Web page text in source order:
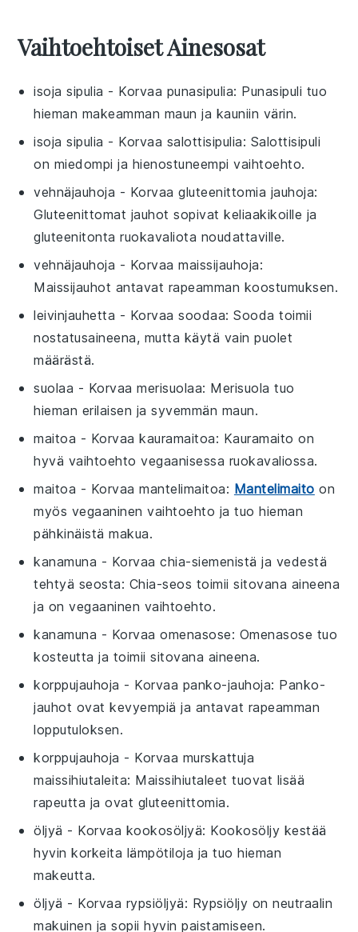
Vaihtoehtoiset Ainesosat
isoja sipulia - Korvaa punasipulia: Punasipuli tuo
hieman makeamman maun ja kauniin värin.
isoja sipulia - Korvaa salottisipulia: Salottisipuli
on miedompi ja hienostuneempi vaihtoehto.
vehnäjauhoja - Korvaagluteenittomia jauhoja:
Gluteenittomat jauhot sopivat keliaakikoille ja
gluteenitonta ruokavaliota noudattaville.
vehnäjauhoja - Korvaamaissijauhoja:
Maissijauhot antavat rapeamman koostumuksen.
leivinjauhetta - Korvaasoodaa: Sooda toimii
nostatusaineena, mutta käytä vain puolet
määrästä.
suolaa - Korvaamerisuolaa: Merisuola tuo
hieman erilaisen ja syvemmän maun.
maitoa - Korvaakauramaitoa: Kauramaito on
hyvä vaihtoehto vegaanisessa ruokavaliossa.
maitoa - Korvaamantelimaitoa: Mantelimaito on
myös vegaaninen vaihtoehto ja tuo hieman
pähkinäistä makua.
kanamuna - Korvaachia-siemenistä ja vedestä
tehtyä seosta: Chia-seos toimii sitovana aineena
ja on vegaaninen vaihtoehto.
kanamuna - Korvaaomenasose: Omenasose tuo
kosteutta ja toimii sitovana aineena.
korppujauhoja - Korvaa panko-jauhoja: Panko-
jauhot ovat kevyempiä ja antavat rapeamman
lopputuloksen.
korppujauhoja - Korvaa murskattuja
maissihiutaleita: Maissihiutaleet tuovat lisää
rapeutta ja ovat gluteenittomia.
öljyä - Korvaa kookosöljyä: Kookosöljy kestää
hyvin korkeita lämpötiloja ja tuo hieman
makeutta.
öljyä - Korvaa rypsiöljyä: Rypsiöljy on neutraalin
makuinen ja sopii hyvin paistamiseen.